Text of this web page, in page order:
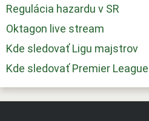
Regulácia hazardu v SR
Oktagon live stream
Kde sledovať Ligu majstrov
Kde sledovať Premier League